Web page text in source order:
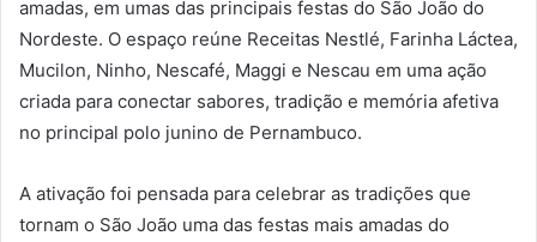
amadas, em umas das principais festas do São João do
Nordeste. O espaço reúne Receitas Nestlé, Farinha Láctea,
Mucilon, Ninho, Nescafé, Maggi e Nescau em uma ação
criada para conectar sabores, tradição e memória afetiva
no principal polo junino de Pernambuco.
A ativação foi pensada para celebrar as tradições que
tornam o São João uma das festas mais amadas do